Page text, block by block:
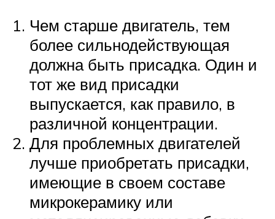
Чем старше двигатель, тем
более сильнодействующая
должна быть присадка. Один и
тот же вид присадки
выпускается, как правило, в
различной концентрации.
Для проблемных двигателей
лучше приобретать присадки,
имеющие в своем составе
микрокерамику или